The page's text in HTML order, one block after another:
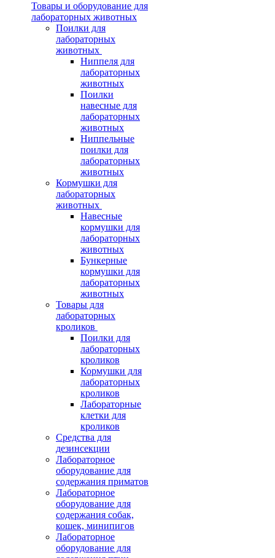
Товары и оборудование для
лабораторных животных
Поилки для
лабораторных
животных
Ниппеля для
лабораторных
животных
Поилки
навесные для
лабораторных
животных
Ниппельные
поилки для
лабораторных
животных
Кормушки для
лабораторных
животных
Навесные
кормушки для
лабораторных
животных
Бункерные
кормушки для
лабораторных
животных
Товары для
лабораторных
кроликов
Поилки для
лабораторных
кроликов
Кормушки для
лабораторных
кроликов
Лабораторные
клетки для
кроликов
Средства для
дезинсекции
Лабораторное
оборудование для
содержания приматов
Лабораторное
оборудование для
содержания собак,
кошек, минипигов
Лабораторное
оборудование для